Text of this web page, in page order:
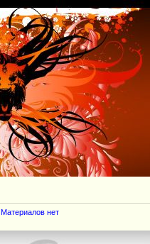
Материалов нет